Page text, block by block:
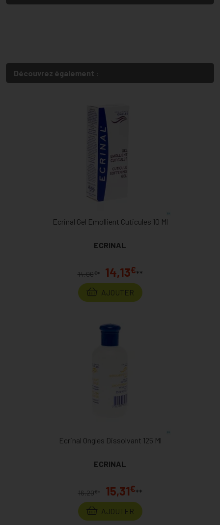
Découvrez également :
Ecrinal Gel Emollient Cuticules 10 Ml
ECRINAL
14,96€ * 14,13€**
AJOUTER
Ecrinal Ongles Dissolvant 125 Ml
ECRINAL
16,20€ * 15,31€**
AJOUTER